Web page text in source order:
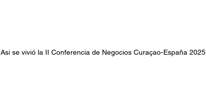
Asi se vivió la II Conferencia de Negocios Curaçao-España 2025